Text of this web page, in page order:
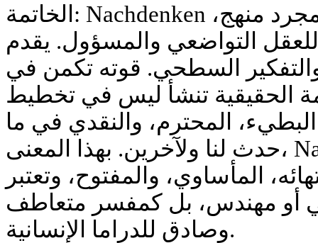
الخاتمة: Nachdenken لنيكولاي لوبكوفييتس ليس مجرد منهج،
التواضعي والمسؤول. يقدم
والتفكير السطحي. قوته تكمن في
الحقيقية تنشأ ليس في تخطيط
البطيء، المحترم، والنقدي في ما
حدث لنا ولآخرين. بهذا المعنى، Nachdenken هو فلسفة النضج،
المأساوي، والمفتوح، وتعتبر
أو مهندس، بل كمفسر متعاطف
وصادق للدراما الإنسانية.